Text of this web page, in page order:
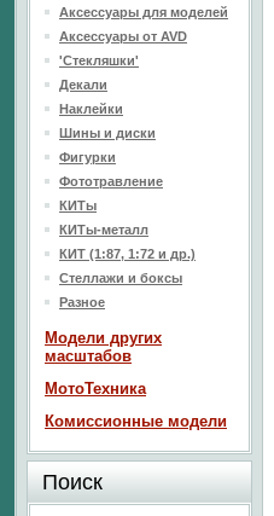
Аксессуары для моделей
Аксессуары от AVD
'Стекляшки'
Декали
Наклейки
Шины и диски
Фигурки
Фототравление
КИТы
КИТы-металл
КИТ (1:87, 1:72 и др.)
Стеллажи и боксы
Разное
Модели других
масштабов
МотоТехника
Комиссионные модели
Поиск